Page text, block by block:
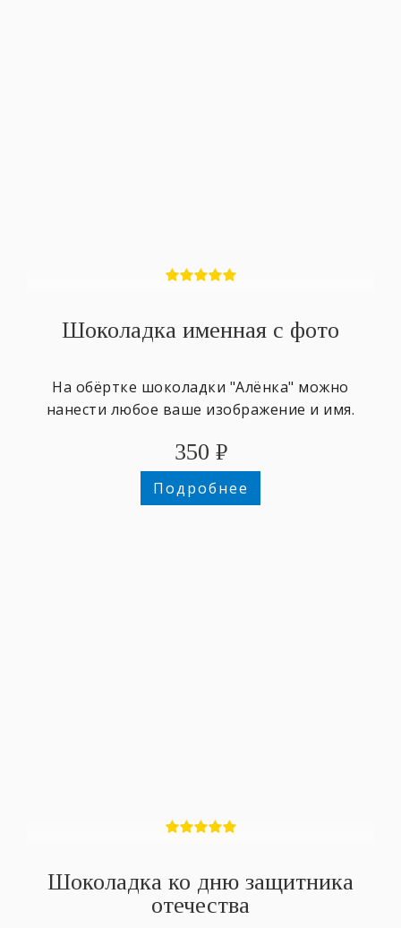
Шоколадка именная с фото
На обёртке шоколадки "Алёнка" можно
нанести любое ваше изображение и имя.
350 ₽
Подробнее
Шоколадка ко дню защитника
отечества